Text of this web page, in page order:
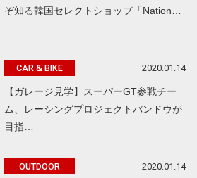
ぞ知る韓国セレクトショップ「Nation…
CAR & BIKE 2020.01.14
【ガレージ見学】スーパーGT参戦チー
ム、レーシングプロジェクトバンドウが
目指…
OUTDOOR 2020.01.14